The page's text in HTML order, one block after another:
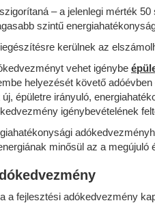
– a jelenlegi mérték
szintű
kerülnek az
vehet igénybe
helyezését követő
épületre irányuló,
igénybevételének
minősül az a
a fejlesztési adókedvezmény